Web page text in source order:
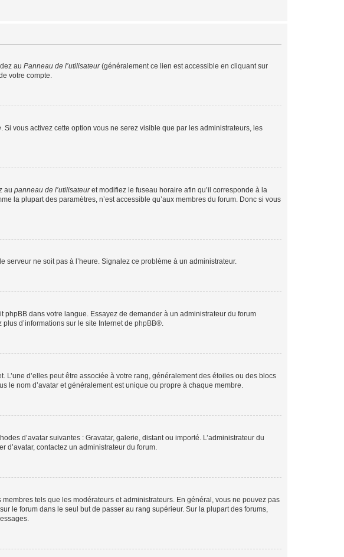
au Panneau de l’utilisateur(généralement ce lien est accessible en cliquant sur
votre compte.
. Si vous activez cette option vous ne serez visible que par les administrateurs, les
au panneau de l’utilisateuret modifiez le fuseau horaire afin qu’il corresponde à la
la plupart des paramètres, n’est accessible qu’aux membres du forum. Donc si vous
serveur ne soit pas à l’heure. Signalez ce problème à un administrateur.
phpBB dans votre langue. Essayez de demander à un administrateur du forum
d’informations sur le site Internet de phpBB®.
L’une d’elles peut être associée à votre rang, généralement des étoiles ou des blocs
le nom d’avatar et généralement est unique ou propre à chaque membre.
d’avatar suivantes : Gravatar, galerie, distant ou importé. L’administrateur du
d’avatar, contactez un administrateur du forum.
tels que les modérateurs et administrateurs. En général, vous ne pouvez pas
le forum dans le seul but de passer au rang supérieur. Sur la plupart des forums,